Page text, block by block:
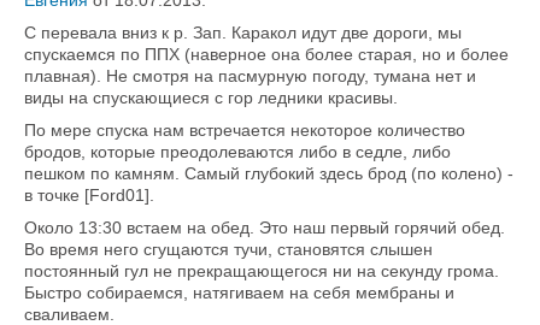
С перевала вниз к р. Зап. Каракол идут две дороги, мы
спускаемся по ППХ (наверное она более старая, но и более
плавная). Не смотря на пасмурную погоду, тумана нет и
виды на спускающиеся с гор ледники красивы.
По мере спуска нам встречается некоторое количество
бродов, которые преодолеваются либо в седле, либо
пешком по камням. Самый глубокий здесь брод (по колено) -
в точке [Ford01].
Около 13:30 встаем на обед. Это наш первый горячий обед.
Во время него сгущаются тучи, становятся слышен
постоянный гул не прекращающегося ни на секунду грома.
Быстро собираемся, натягиваем на себя мембраны и
сваливаем.